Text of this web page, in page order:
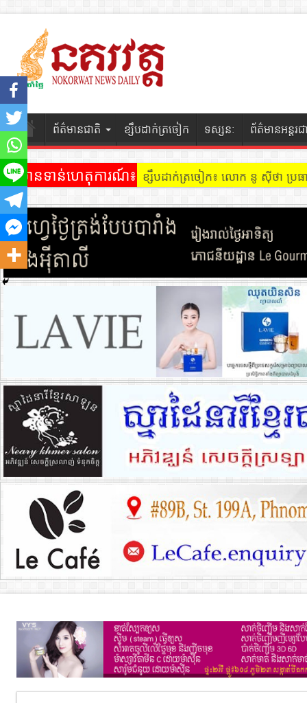
ព័ត៌មានជាតិ ខ្សឹបដាក់ត្រចៀក ទស្សនៈ ព័ត៌មានអន្តរជ
ព័ត៌មានទាន់ហេតុការណ៍៖ ខ្សឹបដាក់ត្រចៀក ៖ អគារ Sky 31